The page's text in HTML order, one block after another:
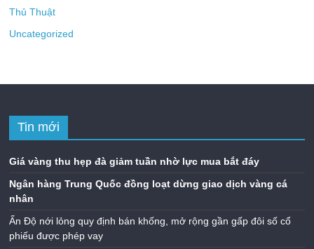
Thủ Thuật
Uncategorized
Tin mới
Giá vàng thu hẹp đà giảm tuần nhờ lực mua bắt đáy
Ngân hàng Trung Quốc đồng loạt dừng giao dịch vàng cá
nhân
Ấn Độ nới lỏng quy định bán khống, mở rộng gần gấp đôi số cổ
phiếu được phép vay